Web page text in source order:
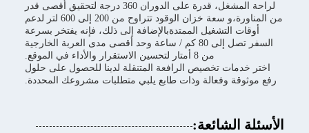
لراحة المشغل، قدرة على الدوران 360 درجة لتحقيق أقصى قدر
من المناورة،و سعة خزان الوقود تتراوح من 200 إلى 600 لتر لدعم
أوقات التشغيل الممتدةبالإضافة إلى ذلك، فإنه يفتخر بسرعة
السفر تصل إلى 80 كم / ساعة وحد أقصى مدى العربة الخارجية
من 8 أمتار لتحسين الاستقرار والأداء في الموقع.
اختر خدمات تخصيص الرافعة المتنقلة لدينا للحصول على حلول
رفع موثوقة وفعالة وذات طابع يلبي متطلبات مشروعك المحددة.
الأسئلة الشائعة: